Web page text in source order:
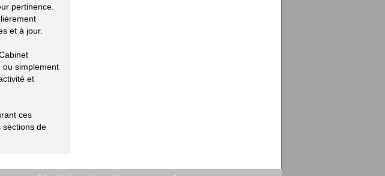
pertinence.
et à jour.
ou simplement
et
ces
sections de